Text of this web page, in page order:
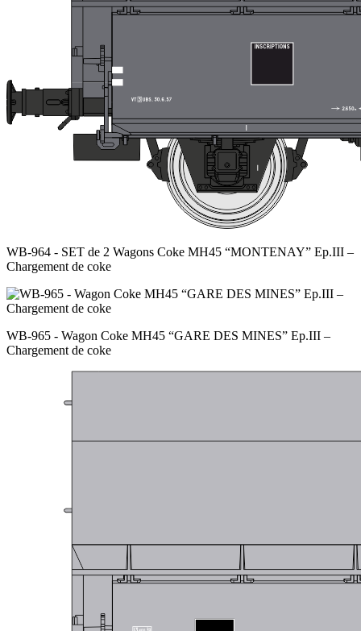
WB-964 - SET de 2 Wagons Coke MH45 “MONTENAY” Ep.III –
Chargement de coke
WB-965 - Wagon Coke MH45 “GARE DES MINES” Ep.III –
Chargement de coke